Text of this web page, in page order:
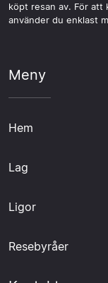
köpt resan av. För att
använder du enklast
Meny
Hem
Lag
Ligor
Resebyråer